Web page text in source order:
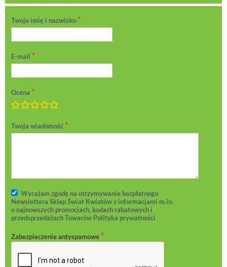
Twoje imię i nazwisko
E-mail
Ocena
Bardzo dobrze
Przeciętnie
Dostatecznie
Marnie
Twoja wiadomość
Wyrażam zgodę na otrzymywanie bezpłatnego
Newslettera Sklep Świat Kwiatów z informacjami m.in.
o najnowszych promocjach, kodach rabatowych i
przedsprzedażach Towarów Polityka prywatności
Zabezpieczenie antyspamowe